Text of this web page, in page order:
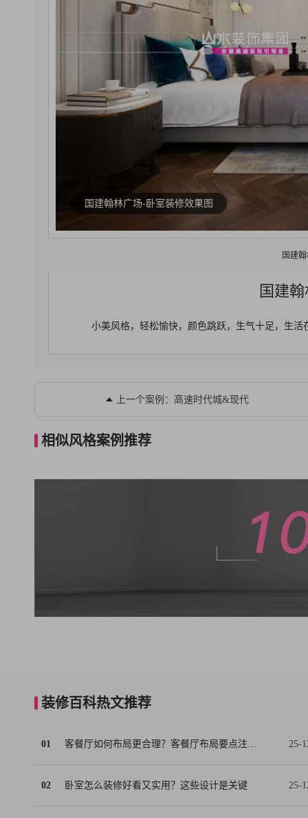
国建翰林广场-卧室装修效果图
国建
国建
小美风格，轻松愉快，颜色跳跃，生气十足，生
上一个案例：高速时代城&现代
相似风格案例推荐
装修百科热文推荐
01 客餐厅如何布局更合理？客餐厅布局要点注意事项 25-
02 卧室怎么装修好看又实用？这些设计是关键 25-